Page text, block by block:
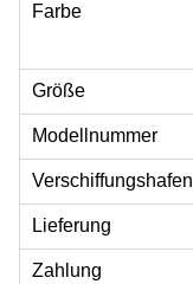
Farbe
Größe
Modellnummer
Verschiffungshafen
Lieferung
Zahlung